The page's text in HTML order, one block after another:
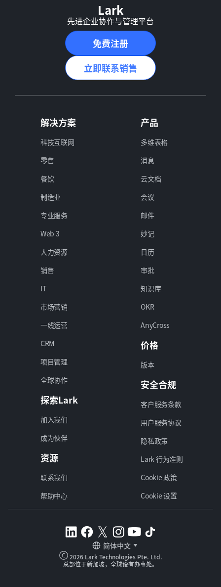
Lark
先进企业协作与管理平台
免费注册
立即联系销售
解决方案
科技互联网
零售
餐饮
制造业
专业服务
Web 3
人力资源
销售
IT
市场营销
一线运营
CRM
项目管理
全球协作
探索Lark
加入我们
成为伙伴
资源
联系我们
帮助中心
产品
多维表格
消息
云文档
会议
邮件
妙记
日历
审批
知识库
OKR
AnyCross
价格
版本
安全合规
客户服务条款
用户服务协议
隐私政策
Lark 行为准则
Cookie 政策
Cookie 设置
2026 Lark Technologies Pte. Ltd.
总部位于新加坡，全球设有办事处。
简体中文